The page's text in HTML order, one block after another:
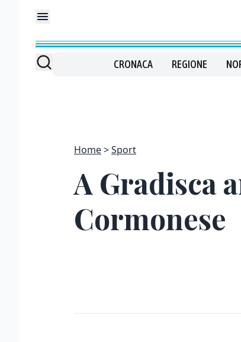
CRONACA REGIONE
Home Sport
A Gradisca
Cormonese